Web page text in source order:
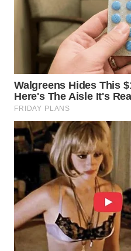
LABUHANBATU
WN
TAPANULI
TENGAH
WN DELI
WN
TEBING
WN
PAKPAK
WN